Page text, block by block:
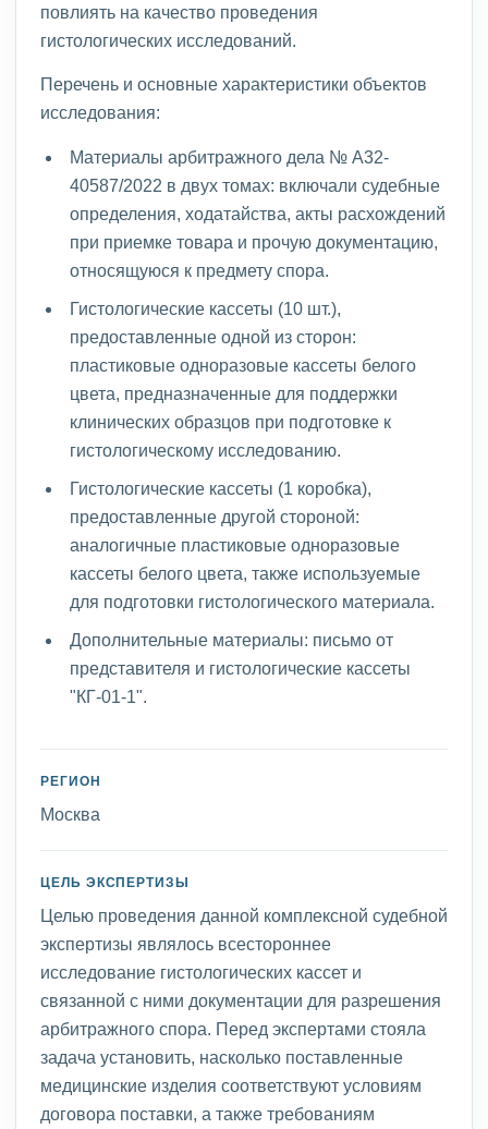
повлиять на качество проведения
гистологических исследований.
Перечень и основные характеристики объектов
исследования:
Материалы арбитражного дела № А32-
40587/2022 в двух томах: включали судебные
определения, ходатайства, акты расхождений
при приемке товара и прочую документацию,
относящуюся к предмету спора.
Гистологические кассеты (10 шт.),
предоставленные одной из сторон:
пластиковые одноразовые кассеты белого
цвета, предназначенные для поддержки
клинических образцов при подготовке к
гистологическому исследованию.
Гистологические кассеты (1 коробка),
предоставленные другой стороной:
аналогичные пластиковые одноразовые
кассеты белого цвета, также используемые
для подготовки гистологического материала.
Дополнительные материалы: письмо от
представителя и гистологические кассеты
"КГ-01-1".
РЕГИОН
Москва
ЦЕЛЬ ЭКСПЕРТИЗЫ
Целью проведения данной комплексной судебной
экспертизы являлось всестороннее
исследование гистологических кассет и
связанной с ними документации для разрешения
арбитражного спора. Перед экспертами стояла
задача установить, насколько поставленные
медицинские изделия соответствуют условиям
договора поставки, а также требованиям